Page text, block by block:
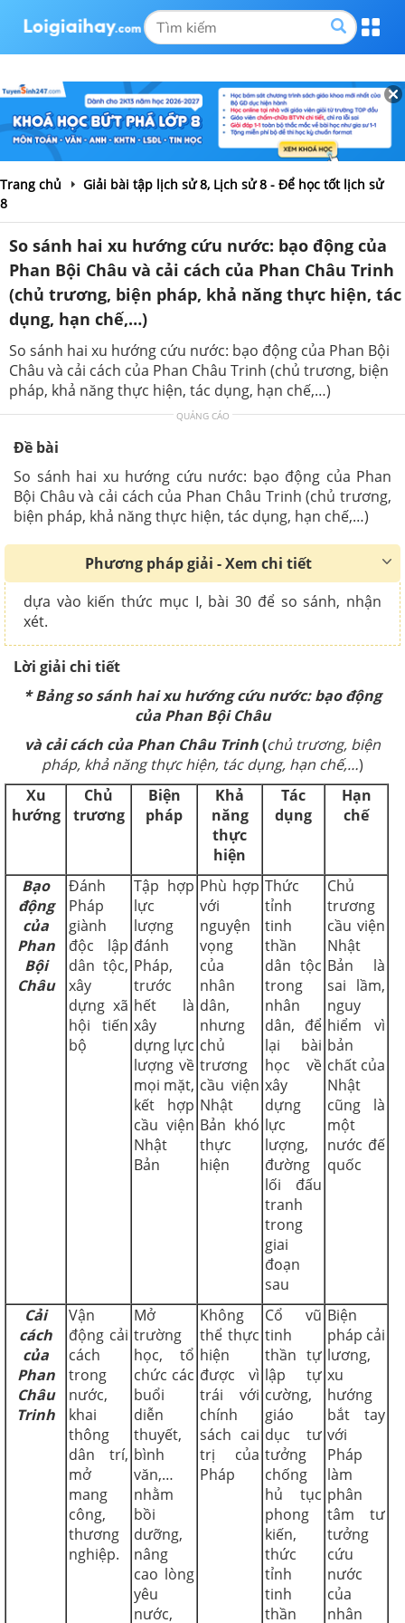
Trang chủ
Giải bài tập lịch sử 8, Lịch sử 8 - Để học tốt lịch sử
8
So sánh hai xu hướng cứu nước: bạo động của
Phan Bội Châu và cải cách của Phan Châu Trinh
(chủ trương, biện pháp, khả năng thực hiện, tác
dụng, hạn chế,…)
So sánh hai xu hướng cứu nước: bạo động của Phan Bội
Châu và cải cách của Phan Châu Trinh (chủ trương, biện
pháp, khả năng thực hiện, tác dụng, hạn chế,…)
QUẢNG CÁO
Đề bài
So sánh hai xu hướng cứu nước: bạo động của Phan
Bội Châu và cải cách của Phan Châu Trinh (chủ trương,
biện pháp, khả năng thực hiện, tác dụng, hạn chế,…)
Phương pháp giải - Xem chi tiết
dựa vào kiến thức mục I, bài 30 để so sánh, nhận
xét.
Lời giải chi tiết
* Bảng so sánh hai xu hướng cứu nước: bạo động
của Phan Bội Châu
và cải cách của Phan Châu Trinh(chủ trương, biện
pháp, khả năng thực hiện, tác dụng, hạn chế,…)
Xu
hướng
Chủ
trương
Biện
pháp
Khả
năng
thực
hiện
Tác
dụng
Hạn
chế
Bạo
động
của
Phan
Bội
Châu
Đánh
Pháp
giành
độc lập
dân tộc,
xây
dựng xã
hội tiến
bộ
Tập hợp
lực
lượng
đánh
Pháp,
trước
hết là
xây
dựng lực
lượng về
mọi mặt,
kết hợp
cầu viện
Nhật
Bản
Phù hợp
với
nguyện
vọng
của
nhân
dân,
nhưng
chủ
trương
cầu viện
Nhật
Bản khó
thực
hiện
Thức
tỉnh
tinh
thần
dân tộc
trong
nhân
dân, để
lại bài
học về
xây
dựng
lực
lượng,
đường
lối đấu
tranh
trong
giai
đoạn
sau
Chủ
trương
cầu viện
Nhật
Bản là
sai lầm,
nguy
hiểm vì
bản
chất của
Nhật
cũng là
một
nước đế
quốc
Cải
cách
của
Phan
Châu
Trinh
Vận
động cải
cách
trong
nước,
khai
thông
dân trí,
mở
mang
công,
thương
nghiệp.
Mở
trường
học, tổ
chức các
buổi
diễn
thuyết,
bình
văn,…
nhằm
bồi
dưỡng,
nâng
cao lòng
yêu
nước,
Không
thể thực
hiện
được vì
trái với
chính
sách cai
trị của
Pháp
Cổ vũ
tinh
thần tự
lập tự
cường,
giáo
dục tư
tưởng
chống
hủ tục
phong
kiến,
thức
tỉnh
tinh
thần
Biện
pháp cải
lương,
xu
hướng
bắt tay
với
Pháp
làm
phân
tâm tư
tưởng
cứu
nước
của
nhân